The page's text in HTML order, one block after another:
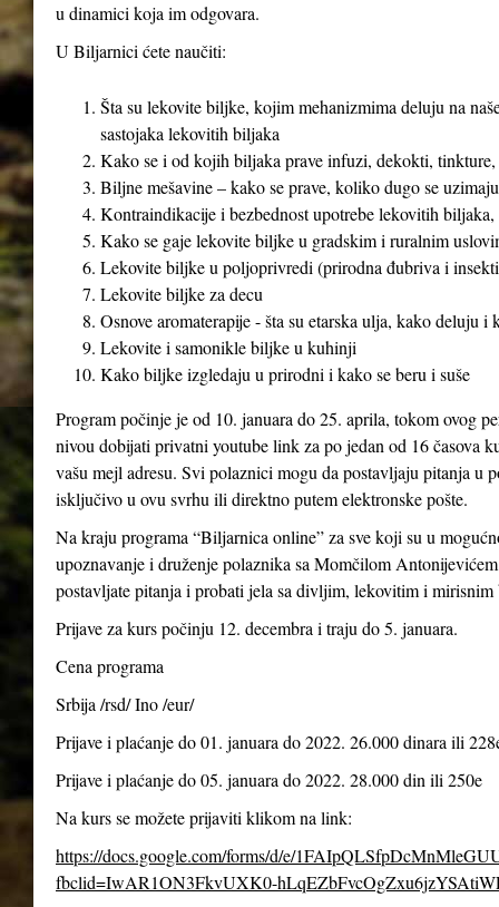
u dinamici koja im odgovara.
U Biljarnici ćete naučiti:
Šta su lekovite biljke, kojim mehanizmima deluju na
sastojaka lekovitih biljaka
Kako se i od kojih biljaka prave infuzi, dekokti,
Biljne mešavine – kako se prave, koliko dugo se uzimaju
Kontraindikacije i bezbednost upotrebe lekovitih
Kako se gaje lekovite biljke u gradskim i ruralnim
Lekovite biljke u poljoprivredi (prirodna đubriva i
Lekovite biljke za decu
Osnove aromaterapije - šta su etarska ulja, kako deluju
Lekovite i samonikle biljke u kuhinji
Kako biljke izgledaju u prirodni i kako se beru i suše
Program počinje je od 10. januara do 25. aprila, tokom ovog
nivou dobijati privatni youtube link za po jedan od 16 časova
vašu mejl adresu. Svi polaznici mogu da postavljaju pitanja u
isključivo u ovu svrhu ili direktno putem elektronske pošte.
Na kraju programa “Biljarnica online” za sve koji su u
upoznavanje i druženje polaznika sa Momčilom
postavljate pitanja i probati jela sa divljim, lekovitim i
Prijave za kurs počinju 12. decembra i traju do 5. januara.
Cena programa
Srbija /rsd/ Ino /eur/
Prijave i plaćanje do 01. januara do 2022. 26.000 dinara ili
Prijave i plaćanje do 05. januara do 2022. 28.000 din ili 250e
Na kurs se možete prijaviti klikom na link:
https://docs.google.com/forms/d/e/
fbclid=IwAR1ON3FkvUXK0-